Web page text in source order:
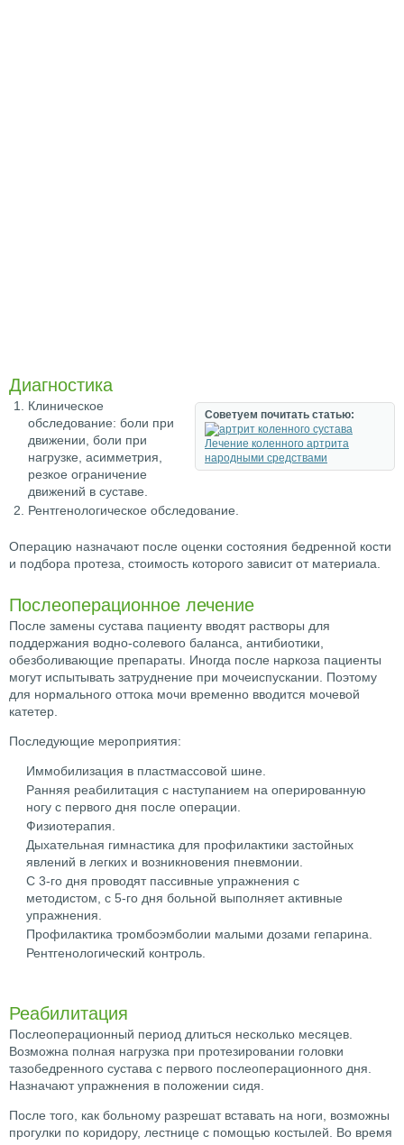
Диагностика
Советуем почитать статью:
Лечение коленного артрита
народными средствами
Клиническое
обследование: боли при
движении, боли при
нагрузке, асимметрия,
резкое ограничение
движений в суставе.
Рентгенологическое обследование.
Операцию назначают после оценки состояния бедренной кости
и подбора протеза, стоимость которого зависит от материала.
Послеоперационное лечение
После замены сустава пациенту вводят растворы для
поддержания водно-солевого баланса, антибиотики,
обезболивающие препараты. Иногда после наркоза пациенты
могут испытывать затруднение при мочеиспускании. Поэтому
для нормального оттока мочи временно вводится мочевой
катетер.
Последующие мероприятия:
Иммобилизация в пластмассовой шине.
Ранняя реабилитация с наступанием на оперированную
ногу с первого дня после операции.
Физиотерапия.
Дыхательная гимнастика для профилактики застойных
явлений в легких и возникновения пневмонии.
С 3-го дня проводят пассивные упражнения с
методистом, с 5-го дня больной выполняет активные
упражнения.
Профилактика тромбоэмболии малыми дозами гепарина.
Рентгенологический контроль.
Реабилитация
Послеоперационный период длиться несколько месяцев.
Возможна полная нагрузка при протезировании головки
тазобедренного сустава с первого послеоперационного дня.
Назначают упражнения в положении сидя.
После того, как больному разрешат вставать на ноги, возможны
прогулки по коридору, лестнице с помощью костылей. Во время